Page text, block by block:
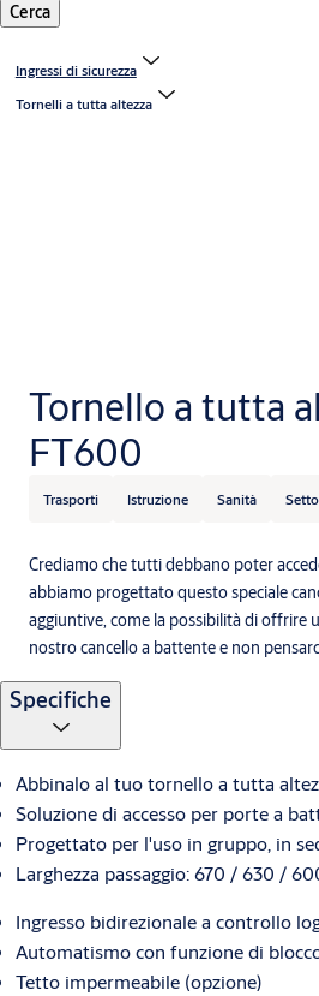
Cerca
Ingressi di sicurezza
Tornelli a tutta altezza
Tornello a tutta
FT600
Trasporti Istruzione Sanità
Crediamo che tutti debbano poter
abbiamo progettato questo speciale
aggiuntive, come la possibilità di offrire
nostro cancello a battente e non
Specifiche
Abbinalo al tuo tornello a tutta
Soluzione di accesso per porte a
Progettato per l'uso in gruppo, in
Larghezza passaggio: 670 / 630 /
Ingresso bidirezionale a controllo
Automatismo con funzione di
Tetto impermeabile (opzione)